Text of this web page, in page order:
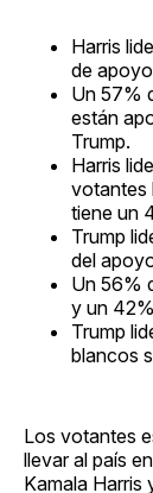
Harris
de
Un 57%
están
Trump.
Harris
votantes
tiene un
Trump
del
Un 56%
y un
Trump
blancos
Los votantes
llevar al país
Kamala Harris